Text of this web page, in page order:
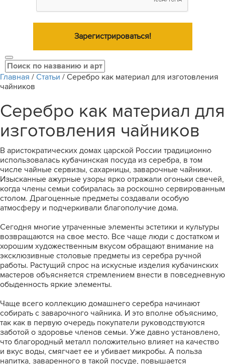
Зарегистрироваться!
Главная / Статьи / Серебро как материал для изготовления
чайников
Серебро как материал для
изготовления чайников
В аристократических домах царской России традиционно
использовалась кубачинская посуда из серебра, в том
числе чайные сервизы, сахарницы, заварочные чайники.
Изысканные ажурные узоры ярко отражали огоньки свечей,
когда члены семьи собиралась за роскошно сервированным
столом. Драгоценные предметы создавали особую
атмосферу и подчеркивали благополучие дома.
Сегодня многие утраченные элементы эстетики и культуры
возвращаются на свое место. Все чаще люди с достатком и
хорошим художественным вкусом обращают внимание на
эксклюзивные столовые предметы из серебра ручной
работы. Растущий спрос на искусные изделия кубачинских
мастеров объясняется стремлением внести в повседневную
обыденность яркие элементы.
Чаще всего коллекцию домашнего серебра начинают
собирать с заварочного чайника. И это вполне объяснимо,
так как в первую очередь покупатели руководствуются
заботой о здоровье членов семьи. Уже давно установлено,
что благородный металл положительно влияет на качество
и вкус воды, смягчает ее и убивает микробы. А польза
напитка, заваренного в такой посуде, повышается